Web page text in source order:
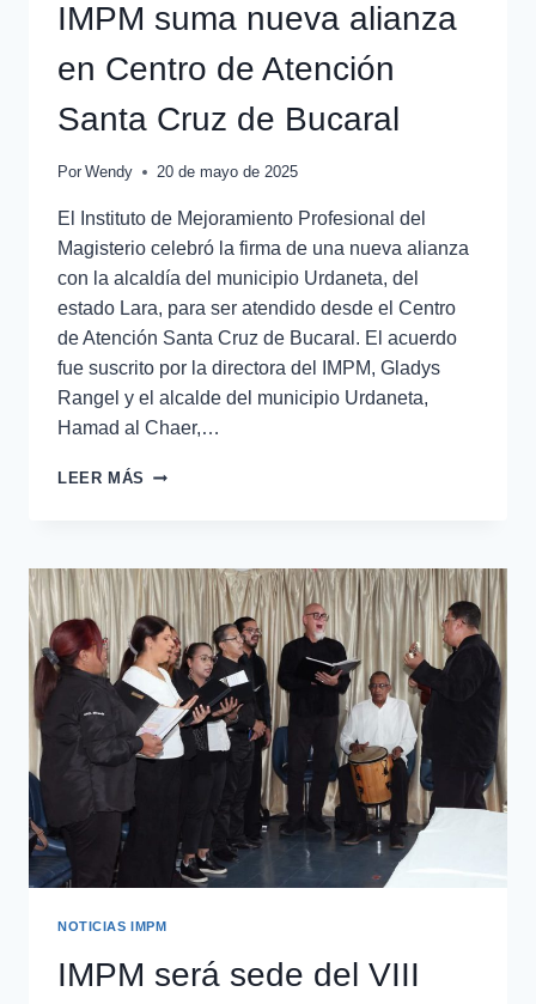
IMPM suma nueva alianza
en Centro de Atención
Santa Cruz de Bucaral
Por Wendy 20 de mayo de 2025
El Instituto de Mejoramiento Profesional del
Magisterio celebró la firma de una nueva alianza
con la alcaldía del municipio Urdaneta, del
estado Lara, para ser atendido desde el Centro
de Atención Santa Cruz de Bucaral. El acuerdo
fue suscrito por la directora del IMPM, Gladys
Rangel y el alcalde del municipio Urdaneta,
Hamad al Chaer,…
LEER MÁS
NOTICIAS IMPM
IMPM será sede del VIII